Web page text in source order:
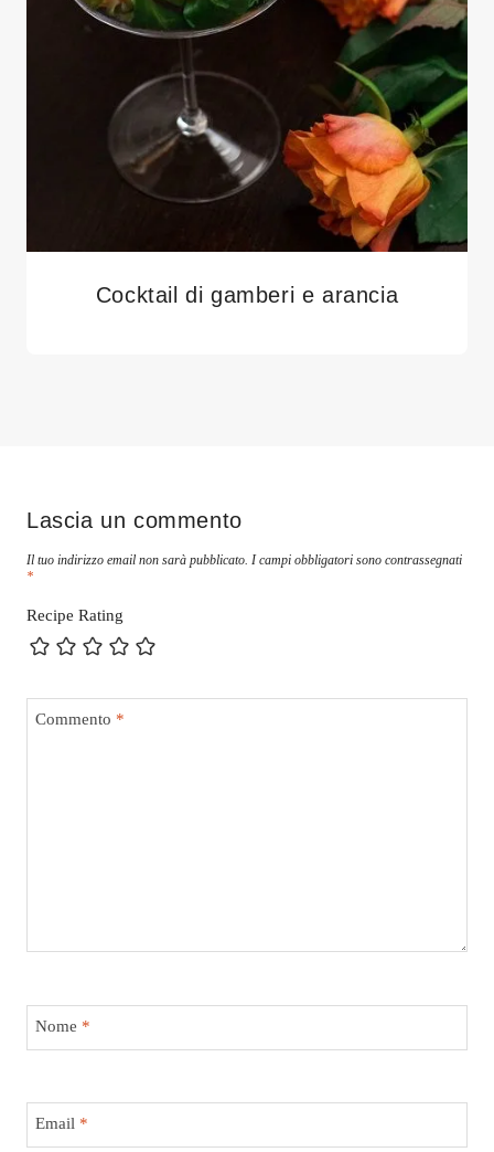
Cocktail di gamberi e arancia
Lascia un commento
Il tuo indirizzo email non sarà pubblicato. I campi obbligatori sono contrassegnati
*
Recipe Rating
Commento *
Nome *
Email *